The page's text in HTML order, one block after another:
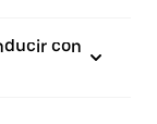
con